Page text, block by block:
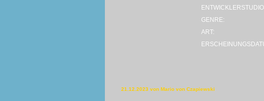
GENRE:
ART:
21.12.2023 von Mario von Czapiewski